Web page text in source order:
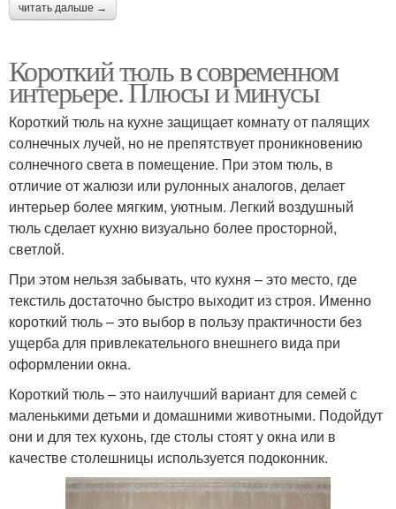
читать дальше →
Короткий тюль в современном
интерьере. Плюсы и минусы
Короткий тюль на кухне защищает комнату от палящих
солнечных лучей, но не препятствует проникновению
солнечного света в помещение. При этом тюль, в
отличие от жалюзи или рулонных аналогов, делает
интерьер более мягким, уютным. Легкий воздушный
тюль сделает кухню визуально более просторной,
светлой.
При этом нельзя забывать, что кухня – это место, где
текстиль достаточно быстро выходит из строя. Именно
короткий тюль – это выбор в пользу практичности без
ущерба для привлекательного внешнего вида при
оформлении окна.
Короткий тюль – это наилучший вариант для семей с
маленькими детьми и домашними животными. Подойдут
они и для тех кухонь, где столы стоят у окна или в
качестве столешницы используется подоконник.